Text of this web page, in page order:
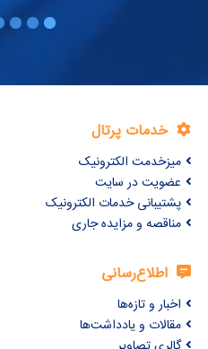
خدمات پرتال
میزخدمت الکترونیک
عضویت در سایت
پشتیبانی خدمات الکترونیک
مناقصه و مزایده جاری
اطلاع‌رسانی
اخبار و تازه‌ها
مقالات و یادداشت‌ها